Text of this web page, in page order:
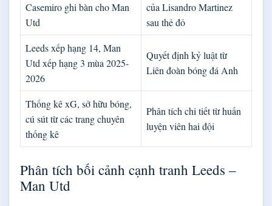
Casemiro ghi bàn cho Man
Utd
của Lisandro Martinez
sau thẻ đỏ
Leeds xếp hạng 14, Man
Utd xếp hạng 3 mùa 2025-
2026
Quyết định kỷ luật từ
Liên đoàn bóng đá Anh
Thống kê xG, sở hữu bóng,
cú sút từ các trang chuyên
thống kê
Phân tích chi tiết từ huấn
luyện viên hai đội
Phân tích bối cảnh cạnh tranh Leeds –
Man Utd